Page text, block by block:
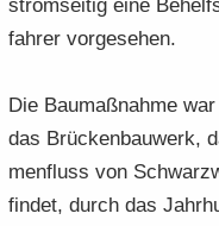
strom­sei­tig eine
fah­rer vor­ge­se­hen.
Die Bau­maß­nah­me
das Brü­cken­bau­werk,
men­fluss von
fin­det, durch das